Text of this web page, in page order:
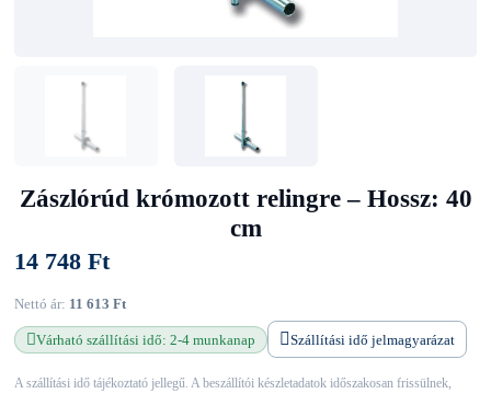
Zászlórúd krómozott relingre – Hossz: 40
cm
14 748 Ft
Nettó ár: 11 613 Ft
Várható szállítási idő: 2-4 munkanap Szállítási idő jelmagyarázat
A szállítási idő tájékoztató jellegű. A beszállítói készletadatok időszakosan frissülnek,